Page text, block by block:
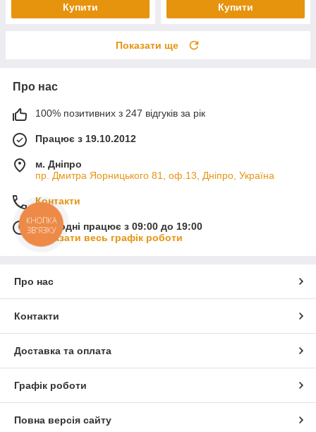
Купити Купити
Показати ще
Про нас
100% позитивних з 247 відгуків за рік
Працює з 19.10.2012
м. Дніпро
пр. Дмитра Яорницького 81, оф.13, Дніпро, Україна
Контакти
Сьогодні працює з 09:00 до 19:00
Показати весь графік роботи
Про нас
Контакти
Доставка та оплата
Графік роботи
Повна версія сайту
КНОПКА
ЗВ'ЯЗКУ